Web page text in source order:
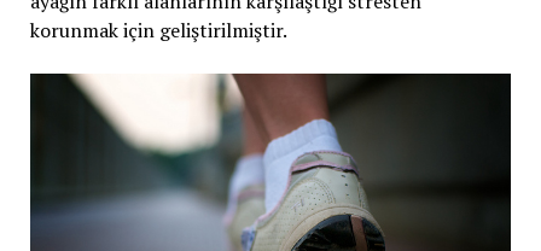
korunmak için geliştirilmiştir.